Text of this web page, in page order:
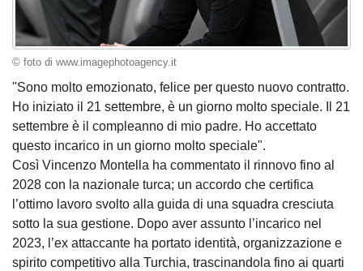
© foto di www.imagephotoagency.it
"Sono molto emozionato, felice per questo nuovo contratto.
Ho iniziato il 21 settembre, è un giorno molto speciale. Il 21
settembre è il compleanno di mio padre. Ho accettato
questo incarico in un giorno molto speciale".
Così Vincenzo Montella ha commentato il rinnovo fino al
2028 con la nazionale turca; un accordo che certifica
l’ottimo lavoro svolto alla guida di una squadra cresciuta
sotto la sua gestione. Dopo aver assunto l’incarico nel
2023, l’ex attaccante ha portato identità, organizzazione e
spirito competitivo alla Turchia, trascinandola fino ai quarti